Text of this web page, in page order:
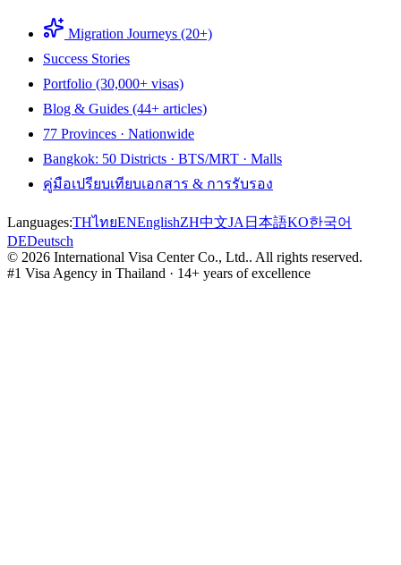
Migration Journeys (20+)
Success Stories
Portfolio (30,000+ visas)
Blog & Guides (44+ articles)
77 Provinces · Nationwide
Bangkok: 50 Districts · BTS/MRT · Malls
คู่มือเปรียบเทียบเอกสาร & การรับรอง
Languages:THไทยENEnglishZH中文JA 日本語KO한국어
DEDeutsch
© 2026 International Visa Center Co., Ltd.. All rights reserved.
#1 Visa Agency in Thailand · 14+ years of excellence